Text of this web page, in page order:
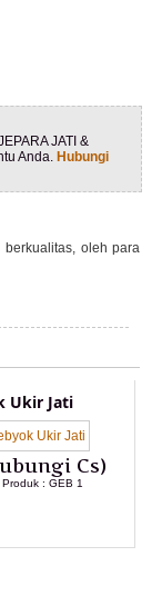
JATI &
Anda. Hubungi
oleh para
Ukir Jati
Cs)
: GEB 1